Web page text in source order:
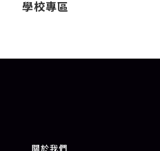
學校專區
關於我們